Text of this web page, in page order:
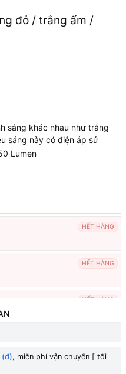
đỏ / trắng ấm /
sáng khác nhau như trắng
sáng này có điện áp sử
Lumen
HẾT HÀNG
HẾT HÀNG
HẾT HÀNG
(đ), miễn phí vận chuyển [ tối